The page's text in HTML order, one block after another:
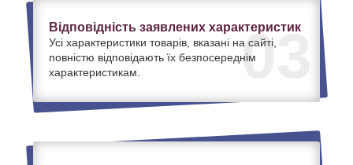
03
Відповідність заявлених характеристик
Усі характеристики товарів, вказані на сайті,
повністю відповідають їх безпосереднім
характеристикам.